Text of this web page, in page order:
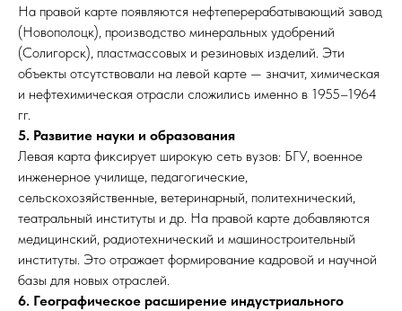
На правой карте появляются нефтеперерабатывающий завод
(Новополоцк), производство минеральных удобрений
(Солигорск), пластмассовых и резиновых изделий. Эти
объекты отсутствовали на левой карте — значит, химическая
и нефтехимическая отрасли сложились именно в 1955–1964
гг.​
5. Развитие науки и образования
Левая карта фиксирует широкую сеть вузов: БГУ, военное
инженерное училище, педагогические,
сельскохозяйственные, ветеринарный, политехнический,
театральный институты и др. На правой карте добавляются
медицинский, радиотехнический и машиностроительный
институты. Это отражает формирование кадровой и научной
базы для новых отраслей.​
6. Географическое расширение индустриального